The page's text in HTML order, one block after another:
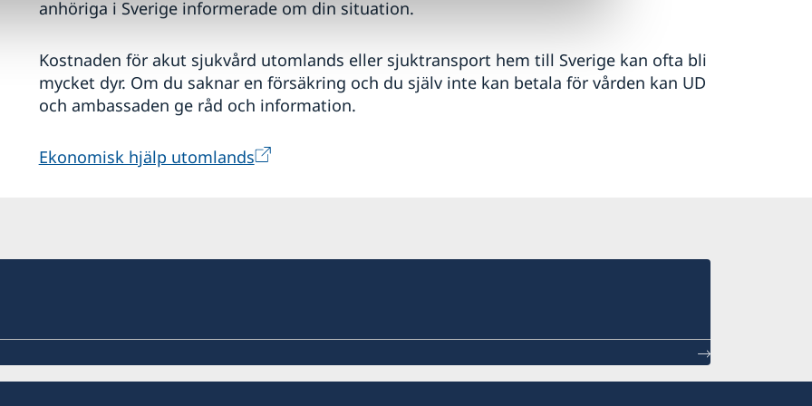
anhöriga i Sverige informerade om din situation.
Kostnaden för akut sjukvård utomlands eller sjuktransport hem till Sverige kan ofta bli
mycket dyr. Om du saknar en försäkring och du själv inte kan betala för vården kan UD
och ambassaden ge råd och information.
Ekonomisk hjälp utomlands